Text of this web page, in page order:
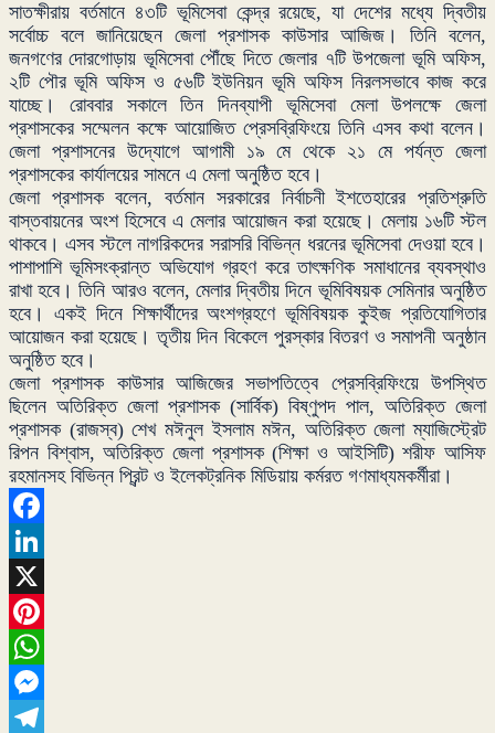
সাতক্ষীরায় বর্তমানে ৪৩টি ভূমিসেবা কেন্দ্র রয়েছে, যা দেশের মধ্যে দ্বিতীয়
সর্বোচ্চ বলে জানিয়েছেন জেলা প্রশাসক কাউসার আজিজ। তিনি বলেন,
জনগণের দোরগোড়ায় ভূমিসেবা পৌঁছে দিতে জেলার ৭টি উপজেলা ভূমি অফিস,
২টি পৌর ভূমি অফিস ও ৫৬টি ইউনিয়ন ভূমি অফিস নিরলসভাবে কাজ করে
যাচ্ছে। রোববার সকালে তিন দিনব্যাপী ভূমিসেবা মেলা উপলক্ষে জেলা
প্রশাসকের সম্মেলন কক্ষে আয়োজিত প্রেসব্রিফিংয়ে তিনি এসব কথা বলেন।
জেলা প্রশাসনের উদ্যোগে আগামী ১৯ মে থেকে ২১ মে পর্যন্ত জেলা
প্রশাসকের কার্যালয়ের সামনে এ মেলা অনুষ্ঠিত হবে।
জেলা প্রশাসক বলেন, বর্তমান সরকারের নির্বাচনী ইশতেহারের প্রতিশ্রুতি
বাস্তবায়নের অংশ হিসেবে এ মেলার আয়োজন করা হয়েছে। মেলায় ১৬টি স্টল
থাকবে। এসব স্টলে নাগরিকদের সরাসরি বিভিন্ন ধরনের ভূমিসেবা দেওয়া হবে।
পাশাপাশি ভূমিসংক্রান্ত অভিযোগ গ্রহণ করে তাৎক্ষণিক সমাধানের ব্যবস্থাও
রাখা হবে। তিনি আরও বলেন, মেলার দ্বিতীয় দিনে ভূমিবিষয়ক সেমিনার অনুষ্ঠিত
হবে। একই দিনে শিক্ষার্থীদের অংশগ্রহণে ভূমিবিষয়ক কুইজ প্রতিযোগিতার
আয়োজন করা হয়েছে। তৃতীয় দিন বিকেলে পুরস্কার বিতরণ ও সমাপনী অনুষ্ঠান
অনুষ্ঠিত হবে।
জেলা প্রশাসক কাউসার আজিজের সভাপতিত্বে প্রেসব্রিফিংয়ে উপস্থিত
ছিলেন অতিরিক্ত জেলা প্রশাসক (সার্বিক) বিষ্ণুপদ পাল, অতিরিক্ত জেলা
প্রশাসক (রাজস্ব) শেখ মঈনুল ইসলাম মঈন, অতিরিক্ত জেলা ম্যাজিস্ট্রেট
রিপন বিশ্বাস, অতিরিক্ত জেলা প্রশাসক (শিক্ষা ও আইসিটি) শরীফ আসিফ
রহমানসহ বিভিন্ন প্রিন্ট ও ইলেকট্রনিক মিডিয়ায় কর্মরত গণমাধ্যমকর্মীরা।
Facebook
LinkedIn
X
Pinterest
WhatsApp
Messenger